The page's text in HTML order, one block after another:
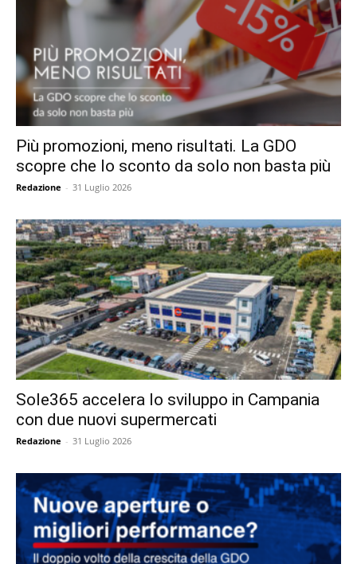
Più promozioni, meno risultati. La GDO
scopre che lo sconto da solo non basta più
Redazione - 31 Luglio 2026
Sole365 accelera lo sviluppo in Campania
con due nuovi supermercati
Redazione - 31 Luglio 2026